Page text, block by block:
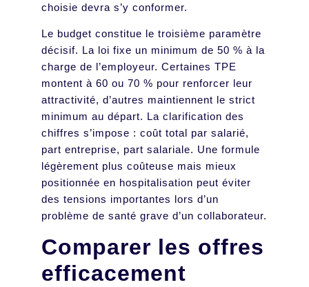
choisie devra s’y conformer.
Le budget constitue le troisième paramètre
décisif. La loi fixe un minimum de 50 % à la
charge de l’employeur. Certaines TPE
montent à 60 ou 70 % pour renforcer leur
attractivité, d’autres maintiennent le strict
minimum au départ. La clarification des
chiffres s’impose : coût total par salarié,
part entreprise, part salariale. Une formule
légèrement plus coûteuse mais mieux
positionnée en hospitalisation peut éviter
des tensions importantes lors d’un
problème de santé grave d’un collaborateur.
Comparer les offres
efficacement